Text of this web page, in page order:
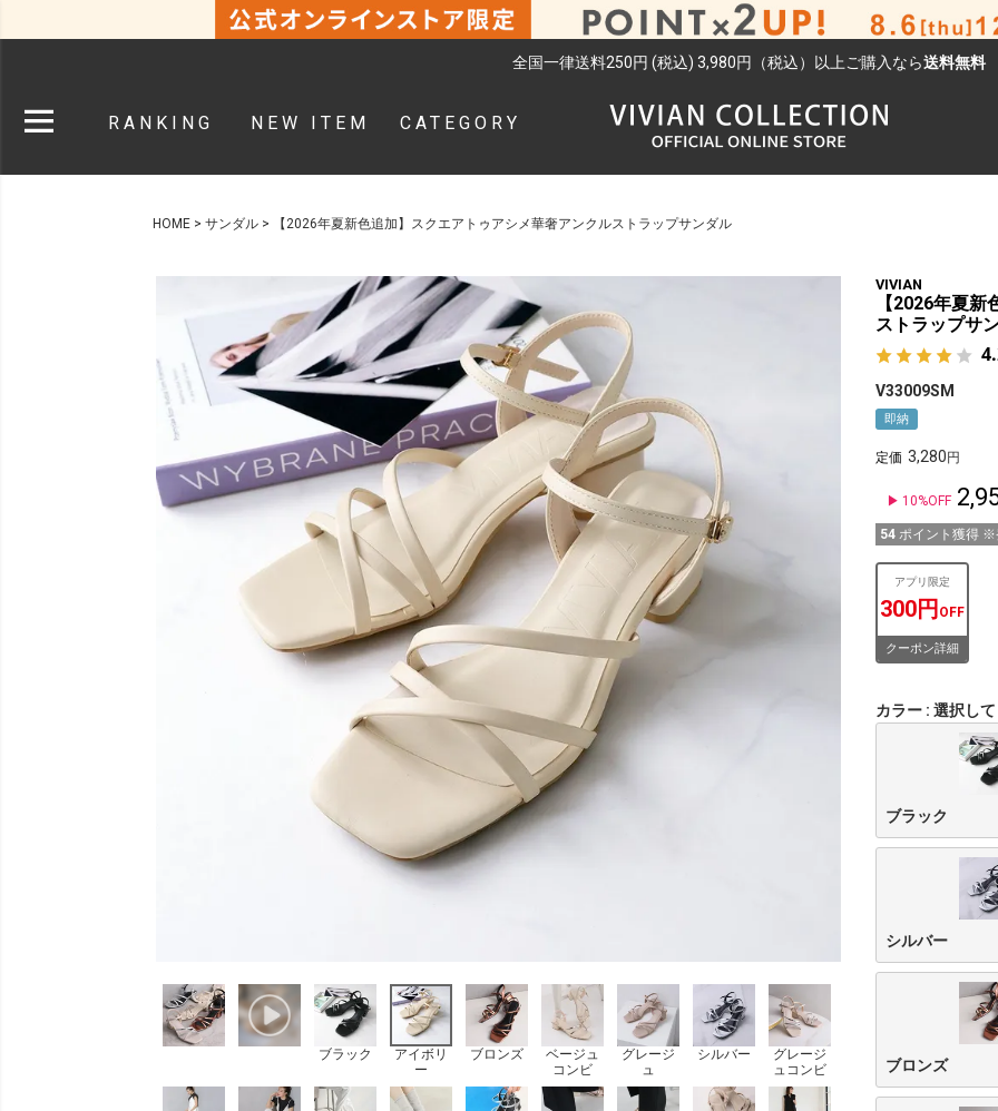
全国一律送料250円 (税込) 3,980円（税込）以上ご購入なら送料無料
RANKING NEW ITEM CATEGORY 検索
HOME サンダル 【2026年夏新色追加】スクエアトゥアシメ華奢アンクルストラップサンダル
ブラック
アイボリ
ー
ブロンズ
ベージュ
コンビ
グレージ
ュ
シルバー
グレージ
ュコンビ
VIVIAN
【2026年夏
ストラップサ
V33009SM
即納
定価 3,280
10%OFF
54 ポイント獲得 ※
アプリ限定
300円 OFF
クーポン詳細
カラー 選択し
ブラック
シルバー
ブロンズ